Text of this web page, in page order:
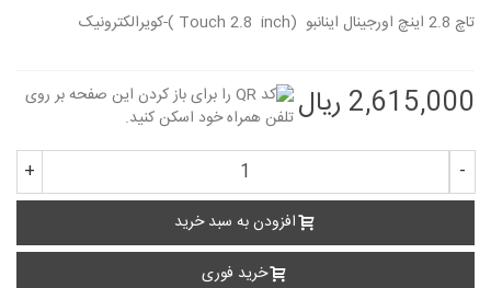
تاچ 2.8 اینچ اورجینال اینانبو (Touch 2.8 inch )-کویرالکترونیک
2,615,000 ریال
-
+
افزودن به سبد خرید
خرید فوری